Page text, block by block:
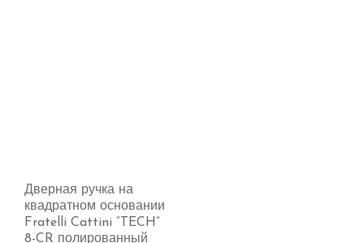
Дверная ручка на
квадратном основании
Fratelli Cattini “TECH”
8-CR полированный